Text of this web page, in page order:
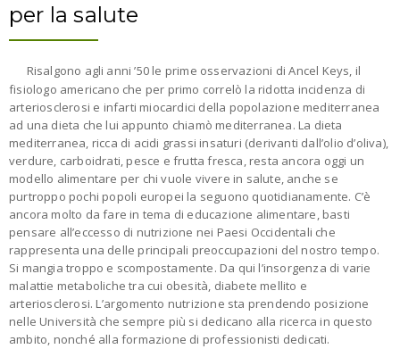
per la salute
Risalgono agli anni ’50 le prime osservazioni di Ancel Keys, il
fisiologo americano che per primo correlò la ridotta incidenza di
arteriosclerosi e infarti miocardici della popolazione mediterranea
ad una dieta che lui appunto chiamò mediterranea. La dieta
mediterranea, ricca di acidi grassi insaturi (derivanti dall’olio d’oliva),
verdure, carboidrati, pesce e frutta fresca, resta ancora oggi un
modello alimentare per chi vuole vivere in salute, anche se
purtroppo pochi popoli europei la seguono quotidianamente. C’è
ancora molto da fare in tema di educazione alimentare, basti
pensare all’eccesso di nutrizione nei Paesi Occidentali che
rappresenta una delle principali preoccupazioni del nostro tempo.
Si mangia troppo e scompostamente. Da qui l’insorgenza di varie
malattie metaboliche tra cui obesità, diabete mellito e
arteriosclerosi. L’argomento nutrizione sta prendendo posizione
nelle Università che sempre più si dedicano alla ricerca in questo
ambito, nonché alla formazione di professionisti dedicati.